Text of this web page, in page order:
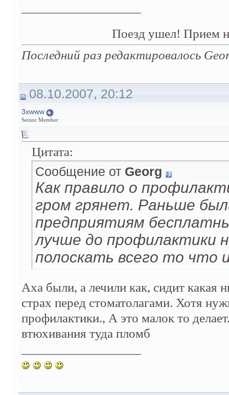
Поезд ушел! Прием
Последний раз редактировалось
08.10.2007, 20:12
3xwww
Senior Member
Цитата:
Сообщение от Georg
Как правило о
гром грянет. Раньше
предприятиям
лучше до профилактики
полоскать всего то что
Аха были, а лечили как, сидит какая
страх перед стоматолагами. Хотя
профилактики., А это малок то
втюхивания туда пломб